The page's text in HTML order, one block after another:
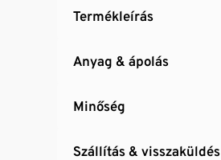
Termékleírás
Anyag & ápolás
Minőség
Szállítás & visszaküldés